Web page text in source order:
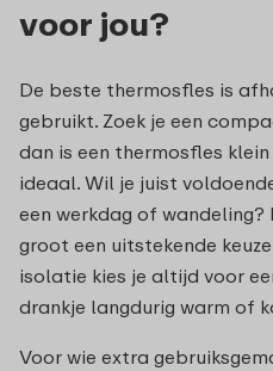
voor jou?
De beste thermosfles is
gebruikt. Zoek je een
dan is een thermosfles
ideaal. Wil je juist
een werkdag of wandeling?
groot een uitstekende
isolatie kies je altijd voor
drankje langdurig warm of
Voor wie extra